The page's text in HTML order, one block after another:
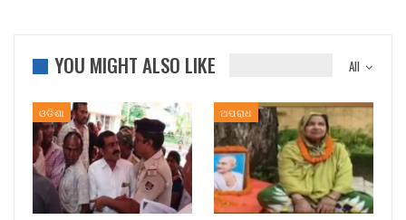
All
YOU MIGHT ALSO LIKE
ଓଡିଶା ଅପରାଧ